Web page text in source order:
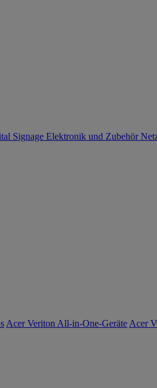
Signage Elektronik und Zubehör
Acer Veriton All-in-One-Geräte Acer